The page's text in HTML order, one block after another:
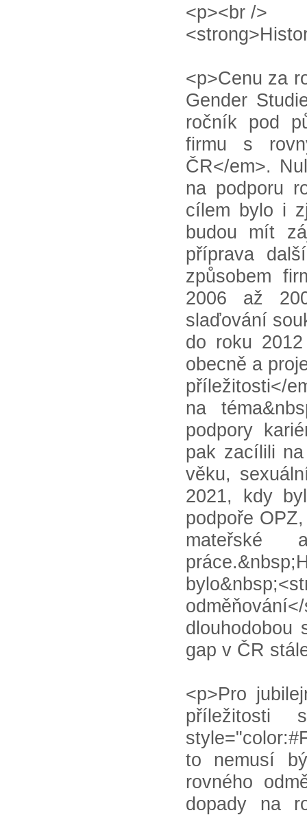
<p><br />
<p>Cenu za
Gender
ročník pod
firmu s
ČR</em>.
na podporu
cílem bylo i
budou mít
příprava
způsobem
2006 až
slaďování
do roku
obecně a
příležitosti</
na
podpory
pak zacílili
věku,
2021, kdy
podpoře
mateřské
dlouhodobou
gap v ČR
<p>Pro
příležitosti
to nemusí
rovného
dopady na